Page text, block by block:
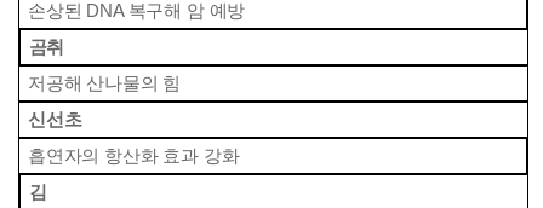
손상된 DNA 복구해 암 예방
곰취
저공해 산나물의 힘
신선초
흡연자의 항산화 효과 강화
김